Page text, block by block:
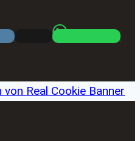
WhatsApp
Real Cookie Banner